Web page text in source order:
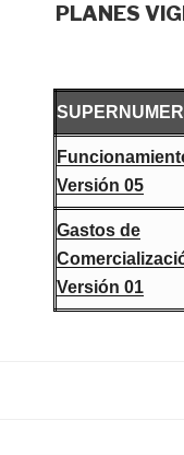
Versión 05
Gastos de
Versión 01